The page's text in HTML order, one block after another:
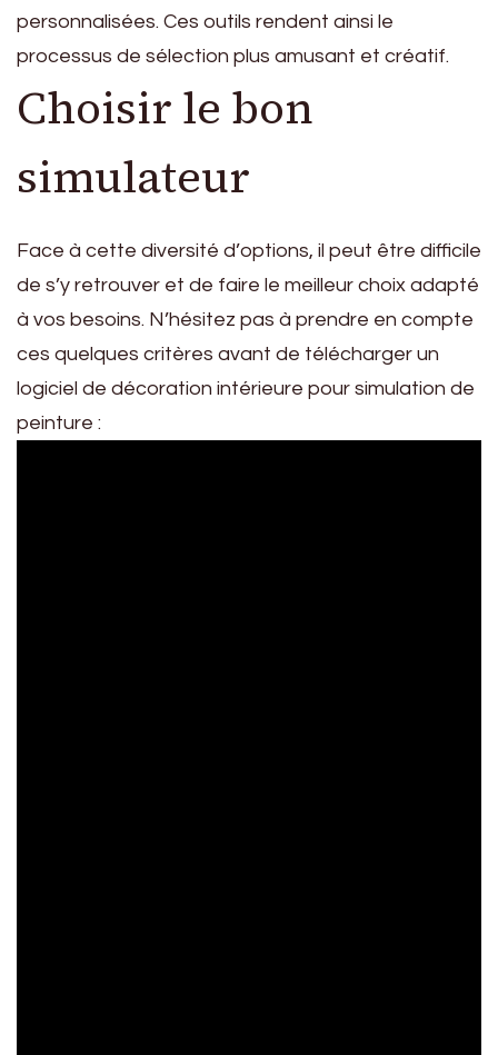
personnalisées. Ces outils rendent ainsi le
processus de sélection plus amusant et créatif.
Choisir le bon
simulateur
Face à cette diversité d’options, il peut être difficile
de s’y retrouver et de faire le meilleur choix adapté
à vos besoins. N’hésitez pas à prendre en compte
ces quelques critères avant de télécharger un
logiciel de décoration intérieure pour simulation de
peinture :